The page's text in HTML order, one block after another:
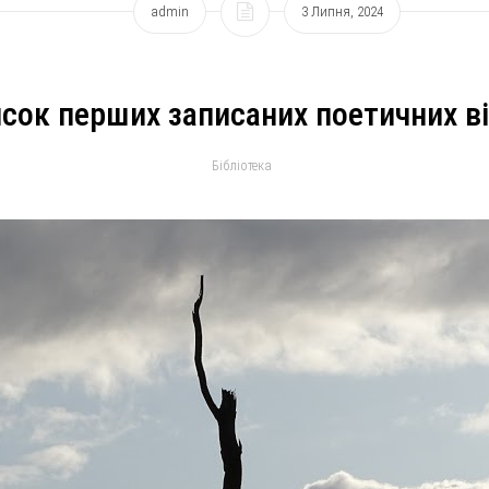
admin 3 Липня, 2024
перших записаних поетичних
Бібліотека